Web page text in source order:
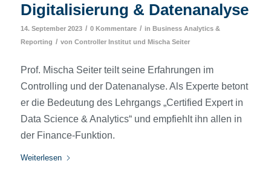
Digitalisierung & Datenanalyse
14. September 2023 / 0 Kommentare / in Business Analytics &
Reporting / von Controller Institutund Mischa Seiter
Prof. Mischa Seiter teilt seine Erfahrungen im
Controlling und der Datenanalyse. Als Experte betont
er die Bedeutung des Lehrgangs „Certified Expert in
Data Science & Analytics“ und empfiehlt ihn allen in
der Finance-Funktion.
Weiterlesen